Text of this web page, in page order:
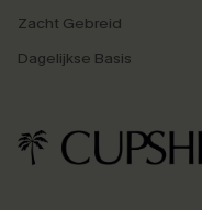
Zacht Gebreid
Dagelijkse Basis